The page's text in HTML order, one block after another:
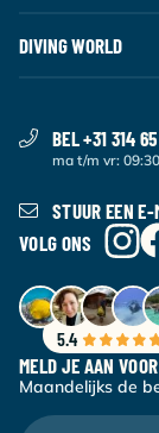
DIVING WORLD
BEL +31 314
ma t/m vr:
STUUR EEN
VOLG ONS
5.4
MELD JE AAN
Maandelijks de